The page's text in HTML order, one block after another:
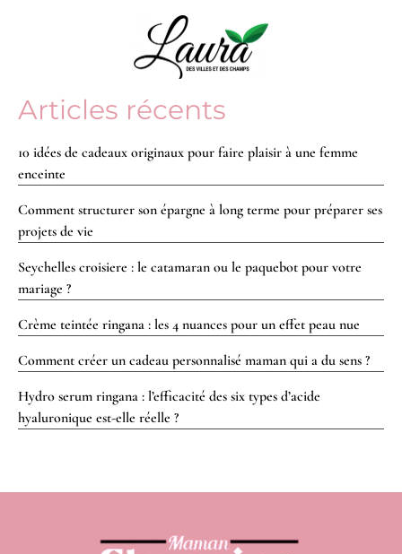
Articles récents
10 idées de cadeaux originaux pour faire plaisir à une femme
enceinte
Comment structurer son épargne à long terme pour préparer ses
projets de vie
Seychelles croisiere : le catamaran ou le paquebot pour votre
mariage ?
Crème teintée ringana : les 4 nuances pour un effet peau nue
Comment créer un cadeau personnalisé maman qui a du sens ?
Hydro serum ringana : l’efficacité des six types d’acide
hyaluronique est-elle réelle ?